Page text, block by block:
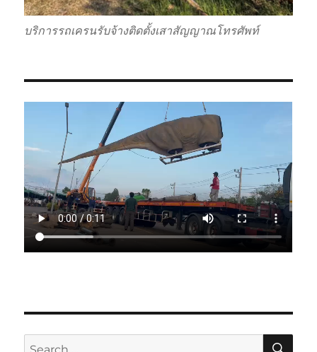
บริการรถเครนรับจ้างติดตั้งเสาสัญญาณโทรศัพท์
Search